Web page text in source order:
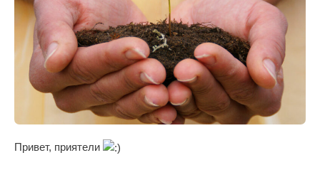
Привет, приятели